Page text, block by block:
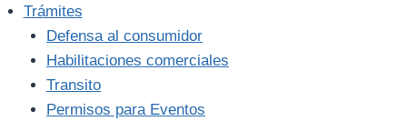
Trámites
Defensa al consumidor
Habilitaciones comerciales
Transito
Permisos para Eventos